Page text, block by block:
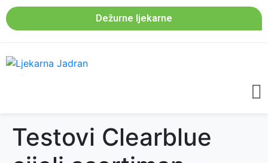
Dežurne ljekarne
Testovi Clearblue